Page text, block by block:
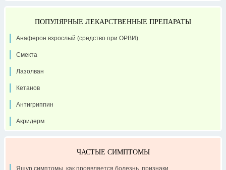
ПОПУЛЯРНЫЕ ЛЕКАРСТВЕННЫЕ ПРЕПАРАТЫ
Анаферон взрослый (средство при ОРВИ)
Смекта
Лазолван
Кетанов
Антигриппин
Акридерм
ЧАСТЫЕ СИМПТОМЫ
Ящур симптомы, как проявляется болезнь, признаки